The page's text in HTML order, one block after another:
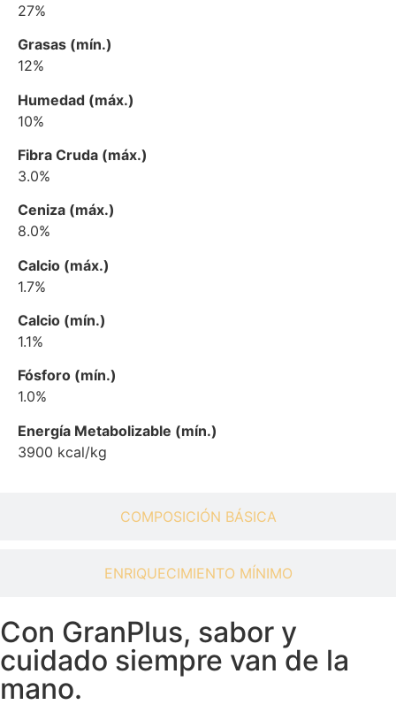
COMPOSICIÓN BÁSICA
ENRIQUECIMIENTO MÍNIMO
27%
Grasas (mín.)
12%
Humedad (máx.)
10%
Fibra Cruda (máx.)
3.0%
Ceniza (máx.)
8.0%
Calcio (máx.)
1.7%
Calcio (mín.)
1.1%
Fósforo (mín.)
1.0%
Energía Metabolizable (mín.)
3900 kcal/kg
Con GranPlus, sabor y
cuidado siempre van de la
mano.